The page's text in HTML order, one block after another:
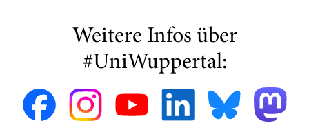
Weitere Infos über
#UniWuppertal: